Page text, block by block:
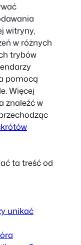
witryny,
w różnych
trybów
pomocą
Więcej
znaleźć w
ta treść od
unikać